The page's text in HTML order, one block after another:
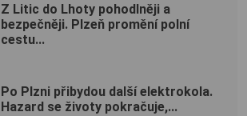
Z Litic do Lhoty pohodlněji a
bezpečněji. Plzeň promění polní
cestu...
Po Plzni přibydou další elektrokola.
Hazard se životy pokračuje,...